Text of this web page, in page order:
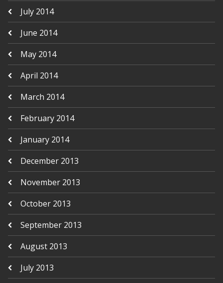
July 2014
June 2014
May 2014
April 2014
March 2014
February 2014
January 2014
December 2013
November 2013
October 2013
September 2013
August 2013
July 2013